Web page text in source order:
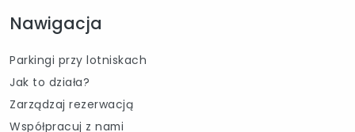
Nawigacja
Parkingi przy lotniskach
Jak to działa?
Zarządzaj rezerwacją
Współpracuj z nami